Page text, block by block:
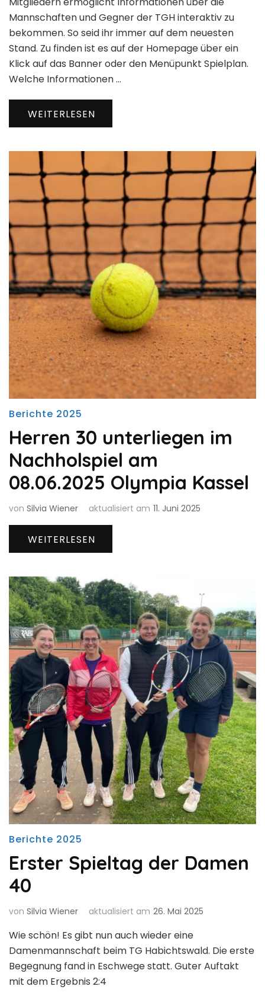
Mannschaften und Gegner der TGH interaktiv zu
bekommen. So seid ihr immer auf dem neuesten
Stand. Zu finden ist es auf der Homepage über ein
Klick auf das Banner oder den Menüpunkt Spielplan.
Welche Informationen …
WEITERLESEN
Berichte 2025
Herren 30 unterliegen im
Nachholspiel am
08.06.2025 Olympia Kassel
von Silvia Wiener aktualisiert am 11. Juni 2025
WEITERLESEN
Berichte 2025
Erster Spieltag der Damen
40
von Silvia Wiener aktualisiert am 26. Mai 2025
Wie schön! Es gibt nun auch wieder eine
Damenmannschaft beim TG Habichtswald. Die erste
Begegnung fand in Eschwege statt. Guter Auftakt
mit dem Ergebnis 2:4